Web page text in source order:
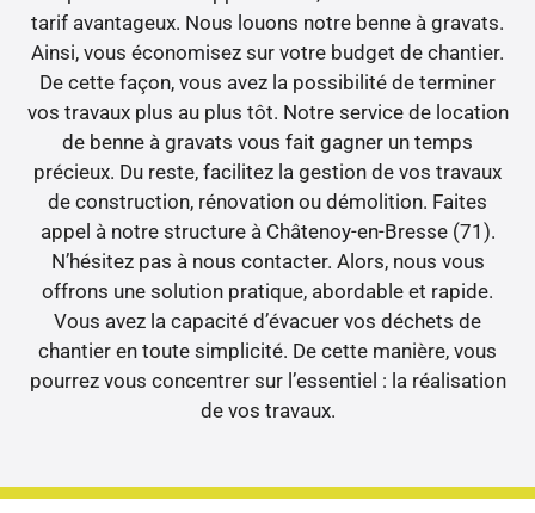
tarif avantageux. Nous louons notre benne à gravats.
Ainsi, vous économisez sur votre budget de chantier.
De cette façon, vous avez la possibilité de terminer
vos travaux plus au plus tôt. Notre service de location
de benne à gravats vous fait gagner un temps
précieux. Du reste, facilitez la gestion de vos travaux
de construction, rénovation ou démolition. Faites
appel à notre structure à Châtenoy-en-Bresse (71).
N’hésitez pas à nous contacter. Alors, nous vous
offrons une solution pratique, abordable et rapide.
Vous avez la capacité d’évacuer vos déchets de
chantier en toute simplicité. De cette manière, vous
pourrez vous concentrer sur l’essentiel : la réalisation
de vos travaux.